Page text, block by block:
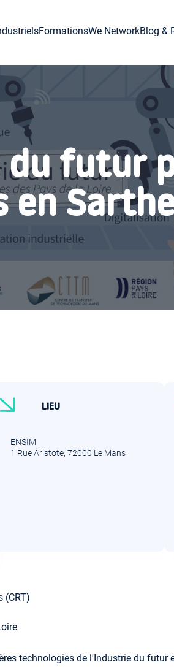
FormationsWe NetworkBlog &
futur
en
LIEU
ENSIM
1 Rue Aristote, 72000 Le Mans
(CRT)
technologies de l'Industrie du futur